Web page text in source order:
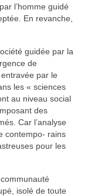
l’homme guidé
En revanche,
guidée par la
de
par le
les « sciences
au niveau social
des
Car l’analyse
contempo- rains
pour les
isolé de toute